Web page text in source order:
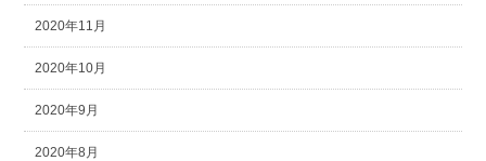
2020年11月
2020年10月
2020年9月
2020年8月